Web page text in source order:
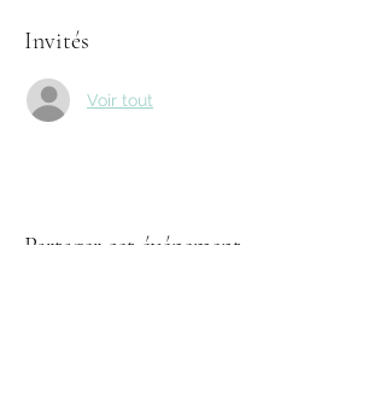
Invités
Voir tout
Partager cet événement